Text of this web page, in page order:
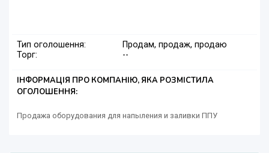
Тип оголошення:
Продам, продаж, продаю
Торг:
--
ІНФОРМАЦІЯ ПРО КОМПАНІЮ, ЯКА РОЗМІСТИЛА
ОГОЛОШЕННЯ:
Продажа оборудования для напыления и заливки ППУ